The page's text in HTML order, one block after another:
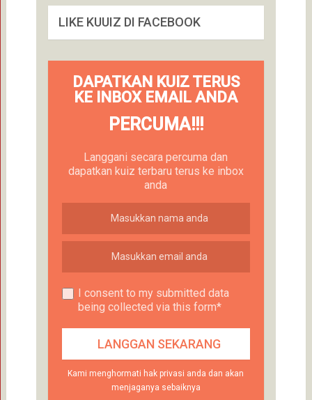
LIKE KUUIZ DI FACEBOOK
DAPATKAN KUIZ TERUS
KE INBOX EMAIL ANDA
PERCUMA!!!
Langgani secara percuma dan
dapatkan kuiz terbaru terus ke inbox
anda
I consent to my submitted data
being collected via this form*
Kami menghormati hak privasi anda dan akan
menjaganya sebaiknya